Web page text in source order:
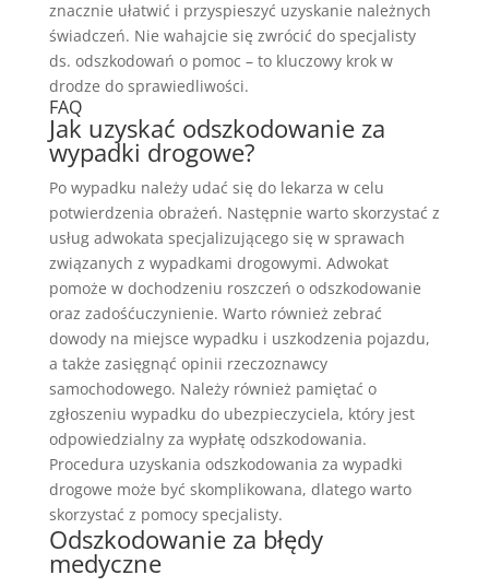
znacznie ułatwić i przyspieszyć uzyskanie należnych
świadczeń. Nie wahajcie się zwrócić do specjalisty
ds. odszkodowań o pomoc – to kluczowy krok w
drodze do sprawiedliwości.
FAQ
Jak uzyskać odszkodowanie za
wypadki drogowe?
Po wypadku należy udać się do lekarza w celu
potwierdzenia obrażeń. Następnie warto skorzystać z
usług adwokata specjalizującego się w sprawach
związanych z wypadkami drogowymi. Adwokat
pomoże w dochodzeniu roszczeń o odszkodowanie
oraz zadośćuczynienie. Warto również zebrać
dowody na miejsce wypadku i uszkodzenia pojazdu,
a także zasięgnąć opinii rzeczoznawcy
samochodowego. Należy również pamiętać o
zgłoszeniu wypadku do ubezpieczyciela, który jest
odpowiedzialny za wypłatę odszkodowania.
Procedura uzyskania odszkodowania za wypadki
drogowe może być skomplikowana, dlatego warto
skorzystać z pomocy specjalisty.
Odszkodowanie za błędy
medyczne